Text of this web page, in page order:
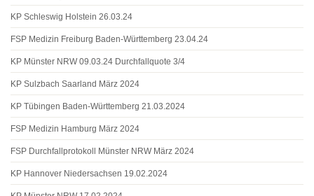
KP Schleswig Holstein 26.03.24
FSP Medizin Freiburg Baden-Württemberg 23.04.24
KP Münster NRW 09.03.24 Durchfallquote 3/4
KP Sulzbach Saarland März 2024
KP Tübingen Baden-Württemberg 21.03.2024
FSP Medizin Hamburg März 2024
FSP Durchfallprotokoll Münster NRW März 2024
KP Hannover Niedersachsen 19.02.2024